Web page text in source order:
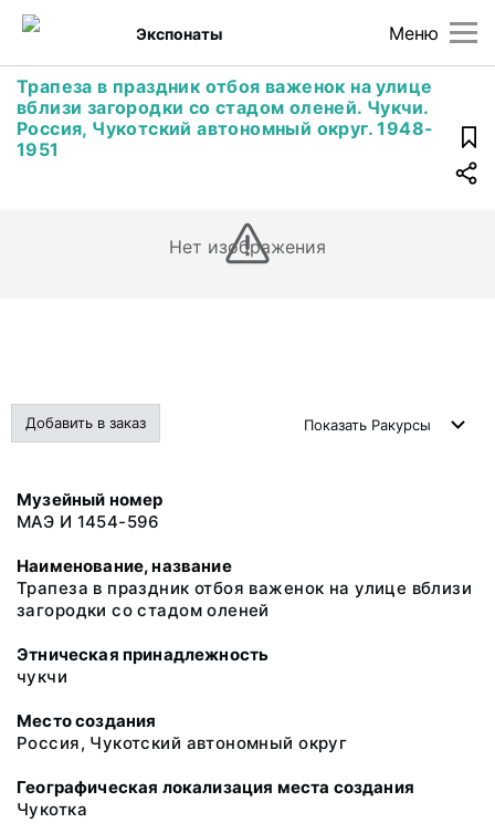
Меню
Экспонаты
Трапеза в праздник отбоя важенок на улице
вблизи загородки со стадом оленей. Чукчи.
Россия, Чукотский автономный округ. 1948-
1951
Нет изображения
Добавить в заказ Показать Ракурсы
Музейный номер
МАЭ И 1454-596
Наименование, название
Трапеза в праздник отбоя важенок на улице вблизи
загородки со стадом оленей
Этническая принадлежность
чукчи
Место создания
Россия, Чукотский автономный округ
Географическая локализация места создания
Чукотка